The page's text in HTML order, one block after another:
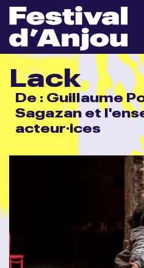
Lack
De : Guillaume
Sagazan et
acteur·ices